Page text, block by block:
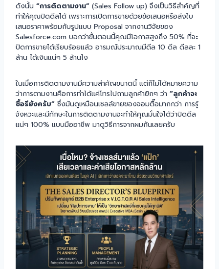
ดังนั้น “การติดตามงาน” (Sales Follow up) จึงเป็นวิธีสำคัญที่
ทำให้คุณปิดดีลได้ เพราะการเปิดการขายด้วยข้อเสนอหรือส่งใบ
เสนอราคาพร้อมกับรูปแบบ Proposal จากงานวิจัยของ
Salesforce.com บอกว่าขั้นตอนนี้คุณมีโอกาสสูงถึง 50% ที่จะ
ปิดการขายได้เรียบร้อยแล้ว อารมณ์ประมาณมีดีล 10 ดีล ดีลละ 1
ล้าน ได้เงินแน่ๆ 5 ล้านไง
ในเมื่อการติดตามงานมีความสำคัญขนาดนี้ แต่ก็ไม่ได้หมายความ
ว่าการตามงานคือการทำได้แค่โทรไปถามลูกค้ายิกๆ ว่า “ลูกค้าจะ
ซื้อรึยังครับ” ซึ่งมันดูเหมือนเซลล์ขายของจอมตื๊อมากกว่า การรู้
จังหวะและมีทักษะในการติดตามงานจะทำให้คุณมั่นใจได้ว่าปิดดีล
แน่ๆ 100% แบบมืออาชีพ มาดูวิธีการจากผมกันเลยครับ